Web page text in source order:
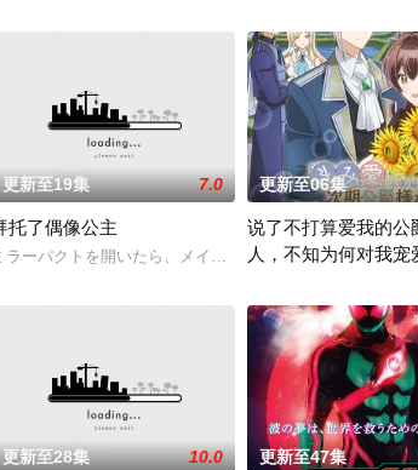
奈,平林瑚夏,岩田安吉,岛袋美由利,加藤涉,大森心,楠木灯
更新至19集 7.0
托了偶像公主
ラーパクトを開いたら、メイクとコーデでオシャレな私
更新至06集
说了不打算爱我的公
人，不知为何对我宠
更新至28集 10.0 更新至47集